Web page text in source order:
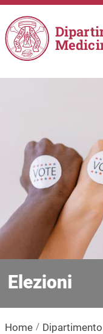
Salta al contenuto
Elezioni
Home Dipartimento